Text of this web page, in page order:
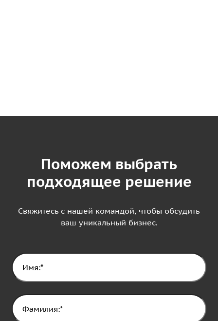
Поможем выбрать
подходящее решение
Свяжитесь с нашей командой, чтобы обсудить
ваш уникальный бизнес.